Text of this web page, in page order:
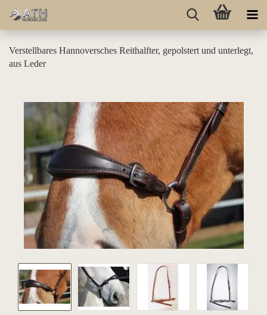
Verstellbares Hannoversches Reithalfter, gepolstert und unterlegt,
aus Leder